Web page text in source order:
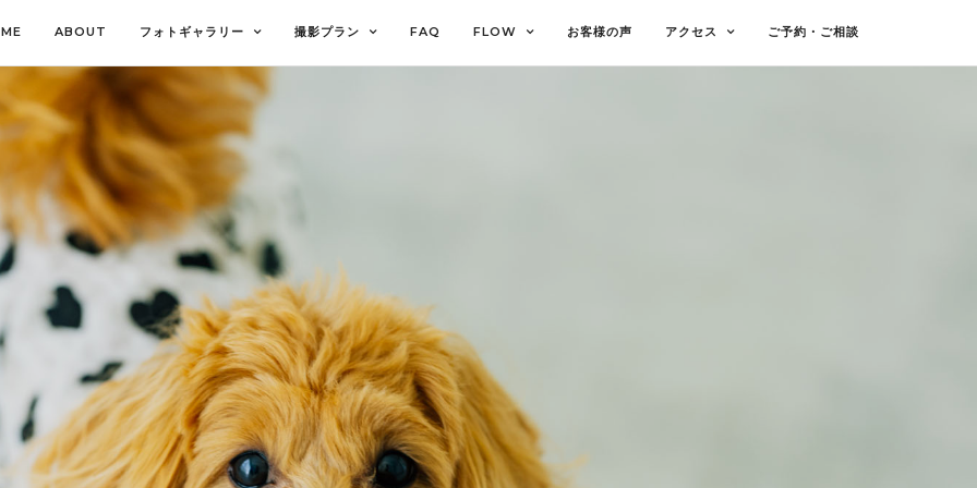
ABOUT フォトギャラリー 撮影プラン FAQ FLOW お客様の声 アクセス ご予約・ご相談